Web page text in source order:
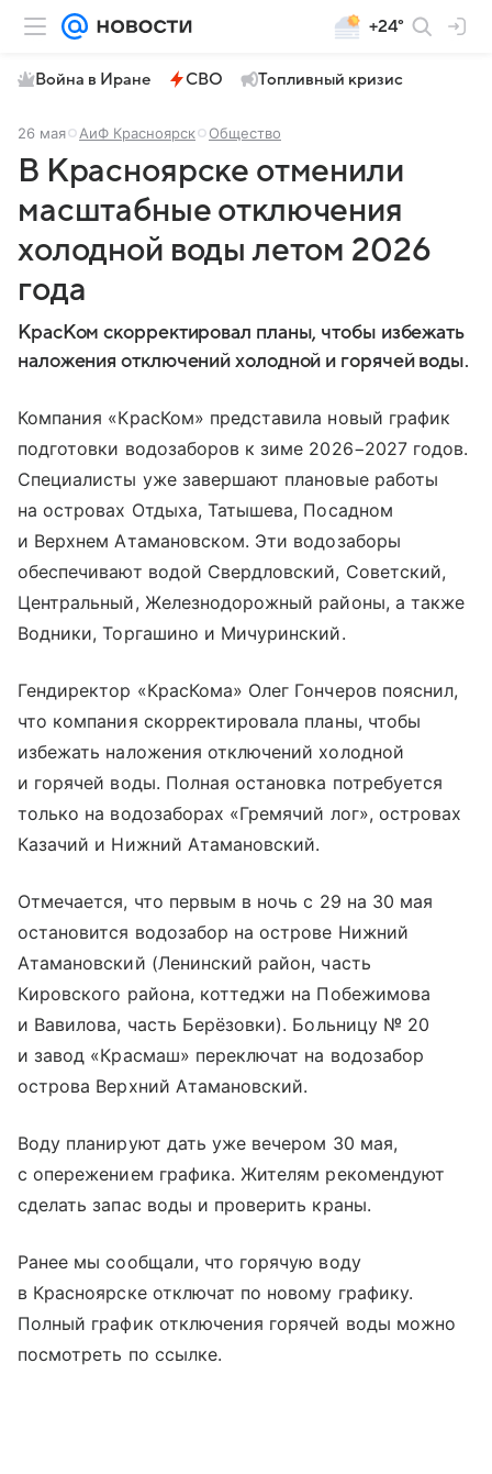
+24°
Война в Иране СВО Топливный кризис
26 мая АиФ Красноярск Общество
В Красноярске отменили
масштабные отключения
холодной воды летом 2026
года
КрасКом скорректировал планы, чтобы избежать
наложения отключений холодной и горячей воды.
Компания «КрасКом» представила новый график
подготовки водозаборов к зиме 2026−2027 годов.
Специалисты уже завершают плановые работы
на островах Отдыха, Татышева, Посадном
и Верхнем Атамановском. Эти водозаборы
обеспечивают водой Свердловский, Советский,
Центральный, Железнодорожный районы, а также
Водники, Торгашино и Мичуринский.
Гендиректор «КрасКома» Олег Гончеров пояснил,
что компания скорректировала планы, чтобы
избежать наложения отключений холодной
и горячей воды. Полная остановка потребуется
только на водозаборах «Гремячий лог», островах
Казачий и Нижний Атамановский.
Отмечается, что первым в ночь с 29 на 30 мая
остановится водозабор на острове Нижний
Атамановский (Ленинский район, часть
Кировского района, коттеджи на Побежимова
и Вавилова, часть Берёзовки). Больницу № 20
и завод «Красмаш» переключат на водозабор
острова Верхний Атамановский.
Воду планируют дать уже вечером 30 мая,
с опережением графика. Жителям рекомендуют
сделать запас воды и проверить краны.
Ранее мы сообщали, что горячую воду
в Красноярске отключат по новому графику.
Полный график отключения горячей воды можно
посмотреть по ссылке.